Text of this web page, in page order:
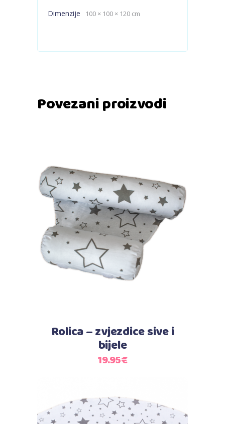
Dimenzije 100 × 100 × 120 cm
Povezani proizvodi
Dodaj u košaricu
Rolica – zvjezdice sive i
bijele
19.95€